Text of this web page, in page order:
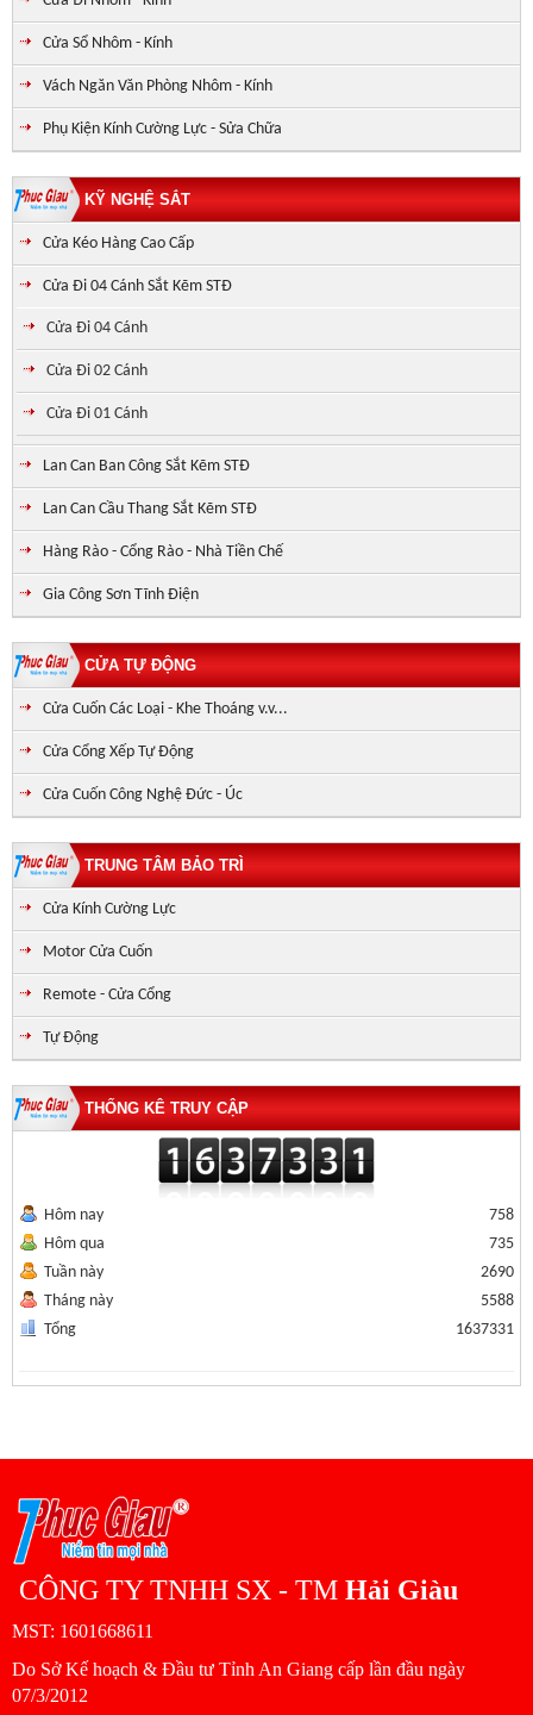
Cửa Sổ Nhôm - Kính
Vách Ngăn Văn Phòng Nhôm - Kính
Phụ Kiện Kính Cường Lực - Sửa Chữa
KỸ NGHỆ SẮT
Cửa Kéo Hàng Cao Cấp
Cửa Đi 04 Cánh Sắt Kẽm STĐ
Cửa Đi 04 Cánh
Cửa Đi 02 Cánh
Cửa Đi 01 Cánh
Lan Can Ban Công Sắt Kẽm STĐ
Lan Can Cầu Thang Sắt Kẽm STĐ
Hàng Rào - Cổng Rào - Nhà Tiền Chế
Gia Công Sơn Tĩnh Điện
CỬA TỰ ĐỘNG
Cửa Cuốn Các Loại - Khe Thoáng v.v...
Cửa Cổng Xếp Tự Động
Cửa Cuốn Công Nghệ Đức - Úc
TRUNG TÂM BẢO TRÌ
Cửa Kính Cường Lực
Motor Cửa Cuốn
Remote - Cửa Cổng
Tự Động
THỐNG KÊ TRUY CẬP
Hôm nay
Hôm qua
Tuần này
Tháng này
Tổng
758
735
2690
5588
1637331
CÔNG TY TNHH SX - TM Hải Giàu
MST: 1601668611
Do Sở Kế hoạch & Đầu tư Tỉnh An Giang cấp lần đầu ngày
07/3/2012